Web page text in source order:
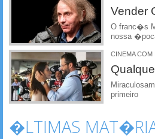
Vender
O franc�s
nossa
CINEMA COM
primeiro
�LTIMAS